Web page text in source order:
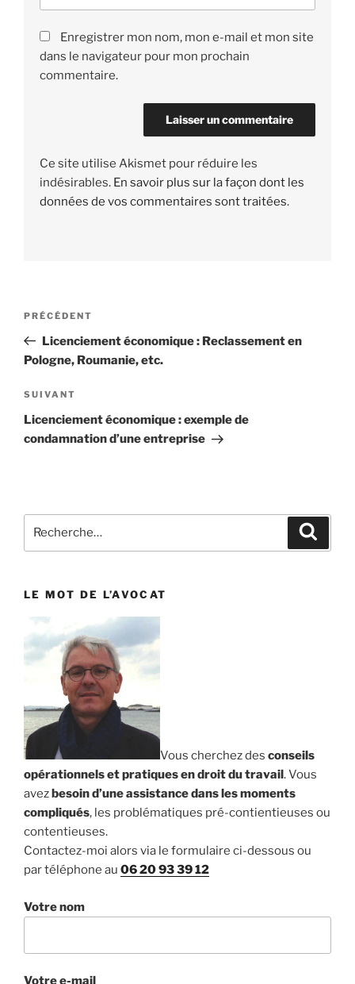
Enregistrer mon nom, mon e-mail et mon site
dans le navigateur pour mon prochain
commentaire.
Ce site utilise Akismet pour réduire les
indésirables. En savoir plus sur la façon dont les
données de vos commentaires sont traitées.
Navigation
l’article
Article
précédent
PRÉCÉDENT
Licenciement économique : Reclassement en
Pologne, Roumanie, etc.
Article
suivant
SUIVANT
Licenciement économique : exemple de
condamnation d’une entreprise
Recherche
LE MOT DE L’AVOCAT
Vous cherchez des conseils
opérationnels et pratiques en droit du travail. Vous
avezbesoin d’une assistance dans les moments
compliqués, les problématiques pré-contientieuses ou
contentieuses.
Contactez-moi alors via le formulaire ci-dessous ou
par téléphone au 06 20 93 39 12
Votre nom
Votre e-mail